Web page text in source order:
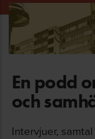
En podd
och
Intervjuer,